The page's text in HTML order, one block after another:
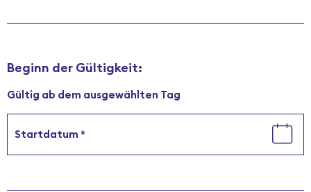
Beginn der Gültigkeit:
Gültig ab dem ausgewählten Tag
Startdatum *